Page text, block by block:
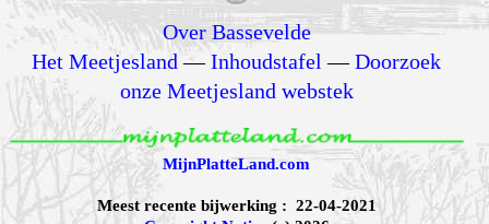
Over Bassevelde
Het Meetjesland —Inhoudstafel —Doorzoek
onze Meetjesland webstek
MijnPlatteLand.com
Meest recente bijwerking : 22-04-2021